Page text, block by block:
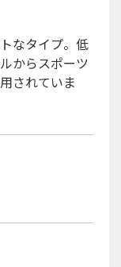
なタイプ。低
からスポーツ
されていま